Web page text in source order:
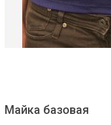
Майка базовая